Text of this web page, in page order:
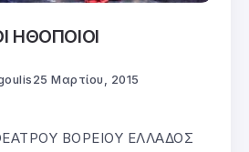
ΗΘΟΠΟΙΟΙ
25 Μαρτίου, 2015
ΒΟΡΕΙΟΥ ΕΛΛΑΔΟΣ